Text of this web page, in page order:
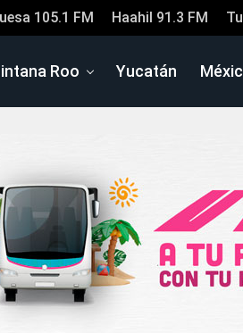
105.1 FM Haahil 91.3 FM
Roo Yucatán